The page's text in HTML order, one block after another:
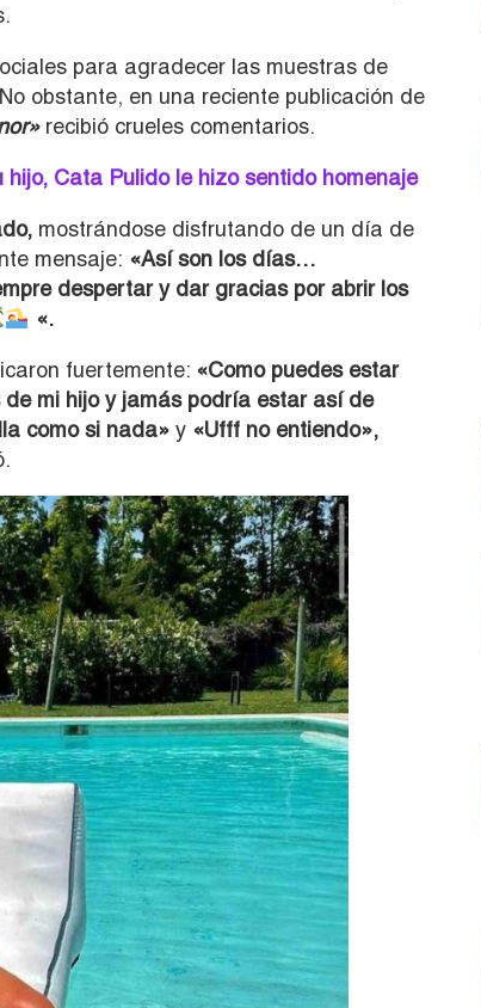
para agradecer las muestras de
obstante, en una reciente publicación de
recibió crueles comentarios.
Cata Pulido le hizo sentido homenaje
mostrándose disfrutando de un día de
mensaje: «Así son los días…
despertar y dar gracias por abrir los
«.
fuertemente: «Como puedes estar
mi hijo y jamás podría estar así de
como si nada» y «Ufff no entiendo»,